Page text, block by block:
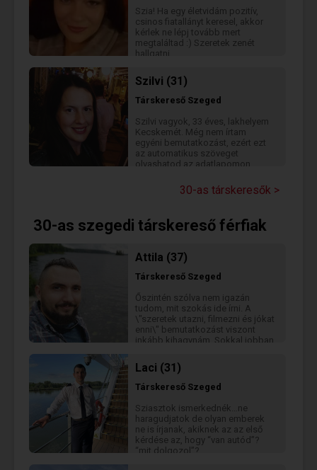
Szia! Ha egy életvidám pozitív,
csinos fiatallányt keresel, akkor
kérlek ne lépj tovább mert
megtaláltad :) Szeretek zenét
hallgatni,
Bennem egy igazi szakács
veszett el , legalábbis eddig még
mindenki túlélte a főztömet :)
Komoly kapcsolatot keresek de
ha csak simán barátkozni van
kedved ez se akadály. Ha többet
szeretnél rólam megtudni, írj
nyugodtan igyekszem csillapítani
a kíváncsiságodat :)
Szilvi (31)
Társkereső Szeged
Szilvi vagyok, 33 éves, lakhelyem
Kecskemét. Még nem írtam
egyéni bemutatkozást, ezért ezt
az automatikus szöveget
olvashatod az adatlapomon.
ha jobban meg akarsz ismerni!
30-as társkeresők >
30-as szegedi társkereső férfiak
Attila (37)
Társkereső Szeged
Őszintén szólva nem igazán
tudom, mit szokás ide írni. A
\"szeretek utazni, filmezni és jókat
enni\" bemutatkozást viszont
inkább kihagynám. Sokkal jobban
beszélgetések alapján ismerek
meg, nem néhány jól hangzó
mondatból. Annyit azért elárulok,
hogy inkább introvertált
személyiségűnek tartom magam,
ezért nem kapcsolódom könnyen
az emberekhez. Viszont akiket
közel engedek magamhoz, azok
fontosak nekem. Nem vagyok a
Laci (31)
Társkereső Szeged
Sziasztok ismerkednék…ne
haragudjatok de olyan emberek
ne is írjanak, akiknek az az első
kérdése az, hogy “van autód”?
“mit dolgozol”?